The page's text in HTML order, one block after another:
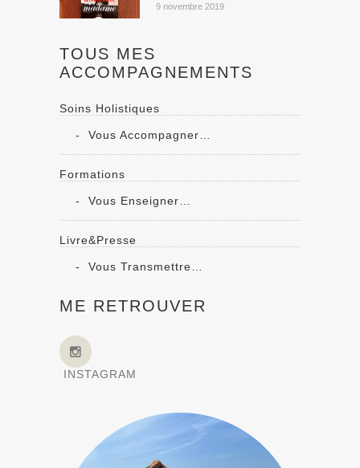
9 novembre 2019
TOUS MES
ACCOMPAGNEMENTS
Soins Holistiques
Vous Accompagner…
Formations
Vous Enseigner…
Livre&Presse
Vous Transmettre…
ME RETROUVER
INSTAGRAM